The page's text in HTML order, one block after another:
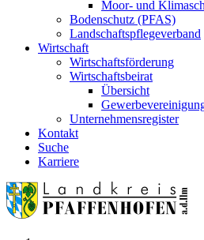
Moor- und
Bodenschutz (PFAS)
Landschaftspflegeverband
Wirtschaft
Wirtschaftsförderung
Wirtschaftsbeirat
Übersicht
Unternehmensregister
Kontakt
Suche
Karriere